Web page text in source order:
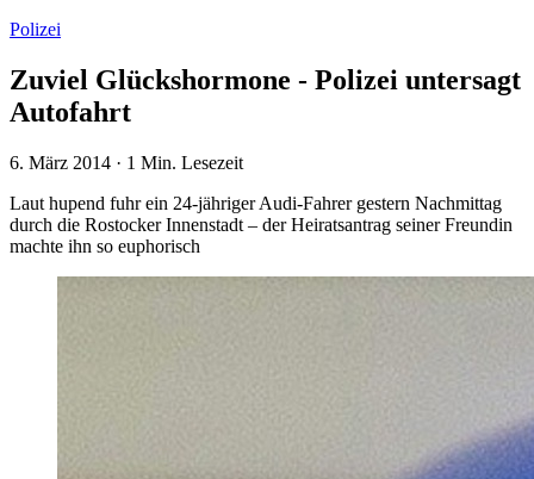
Polizei
Zuviel Glückshormone - Polizei untersagt
Autofahrt
6. März 2014 · 1 Min. Lesezeit
Laut hupend fuhr ein 24-jähriger Audi-Fahrer gestern Nachmittag
durch die Rostocker Innenstadt – der Heiratsantrag seiner Freundin
machte ihn so euphorisch